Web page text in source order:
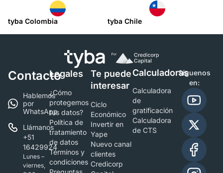
tyba Colombia tyba Chile
Contacto
Hablemos
por
WhatsApp
Llámanos
+51
16429924
Lunes –
viernes,
Legales
¿Cómo
protegemos
tus datos?
Política de
tratamiento
de datos
Términos y
condiciones
Te puede
interesar
Ciclo
Económico
Invertir en
Yape
Nuevo canal
clientes
Credicorp
Calculadoras
Calculadora
de
gratificación
Calculadora
de CTS
Síguenos
en: